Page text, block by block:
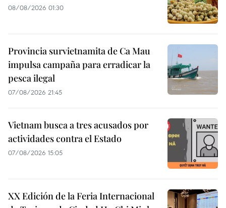
08/08/2026 01:30
Provincia survietnamita de Ca Mau
impulsa campaña para erradicar la
pesca ilegal
07/08/2026 21:45
Vietnam busca a tres acusados por
actividades contra el Estado
07/08/2026 15:05
XX Edición de la Feria Internacional